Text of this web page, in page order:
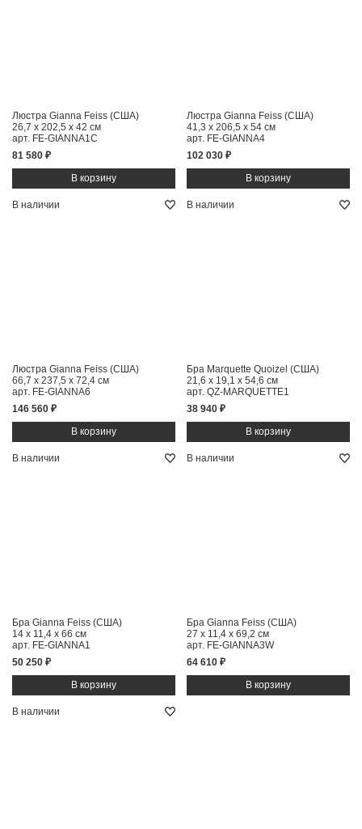
Люстра Gianna Feiss (США)
26,7 x 202,5 x 42 см
арт. FE-GIANNA1C
81 580 ₽
Люстра Gianna Feiss (США)
41,3 x 206,5 x 54 см
арт. FE-GIANNA4
102 030 ₽
В наличии
Люстра Gianna Feiss (США)
66,7 x 237,5 x 72,4 см
арт. FE-GIANNA6
146 560 ₽
В наличии
Бра Marquette Quoizel (США)
21,6 x 19,1 x 54,6 см
арт. QZ-MARQUETTE1
38 940 ₽
В наличии
Бра Gianna Feiss (США)
14 x 11,4 x 66 см
арт. FE-GIANNA1
50 250 ₽
В наличии
Бра Gianna Feiss (США)
27 x 11,4 x 69,2 см
арт. FE-GIANNA3W
64 610 ₽
В наличии